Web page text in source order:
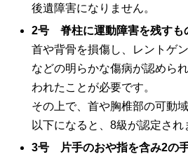
後遺障害になりません。
2号 脊柱に運動障害を残すも
首や背骨を損傷し、レントゲ
などの明らかな傷病が認めら
われたことが必要です。
その上で、首や胸椎部の可動
以下になると、 8級が認定され
3号 片手のおや指を含み2の